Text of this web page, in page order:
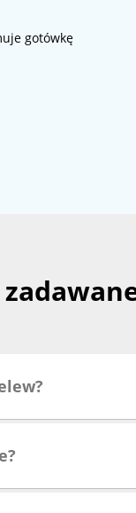
gotówkę